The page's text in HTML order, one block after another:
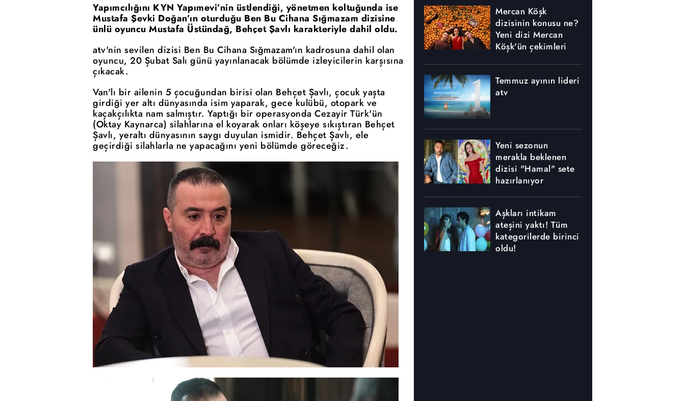
Yapımcılığını KYN Yapımevi’nin üstlendiği, yönetmen koltuğunda ise
Mustafa Şevki Doğan’ın oturduğu Ben Bu Cihana Sığmazam dizisine
ünlü oyuncu Mustafa Üstündağ, Behçet Şavlı karakteriyle dahil oldu.
atv'nin sevilen dizisi Ben Bu Cihana Sığmazam'ın kadrosuna dahil olan
oyuncu, 20 Şubat Salı günü yayınlanacak bölümde izleyicilerin karşısına
çıkacak.
Van'lı bir ailenin 5 çocuğundan birisi olan Behçet Şavlı, çocuk yaşta
girdiği yer altı dünyasında isim yaparak, gece kulübü, otopark ve
kaçakçılıkta nam salmıştır. Yaptığı bir operasyonda Cezayir Türk'ün
(Oktay Kaynarca) silahlarına el koyarak onları köşeye sıkıştıran Behçet
Şavlı, yeraltı dünyasının saygı duyulan ismidir. Behçet Şavlı, ele
geçirdiği silahlarla ne yapacağını yeni bölümde göreceğiz.
Mercan Köşk
dizisinin konusu ne?
Yeni dizi Mercan
Köşk'ün çekimleri
Temmuz ayının lideri
atv
Yeni sezonun
merakla beklenen
dizisi "Hamal" sete
hazırlanıyor
Aşkları intikam
ateşini yaktı! Tüm
kategorilerde birinci
oldu!